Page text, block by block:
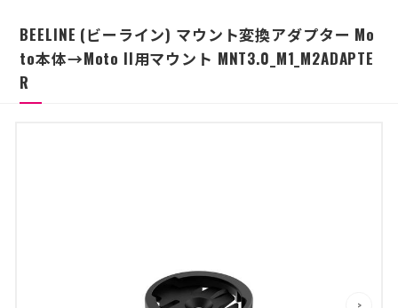
カテゴリから探す
ブランドから探す
BEELINE (ビーライン) マウント変換アダプター Mo
to本体→Moto II用マウント MNT3.0_M1_M2ADAPTE
R
>